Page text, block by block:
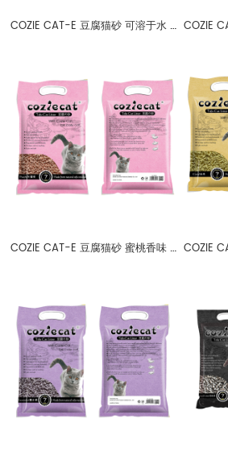
COZIE CAT-E 豆腐猫砂 可溶于水 2mm
COZIE CAT-E 豆腐猫砂 蜜桃香味 可溶于水 2mm